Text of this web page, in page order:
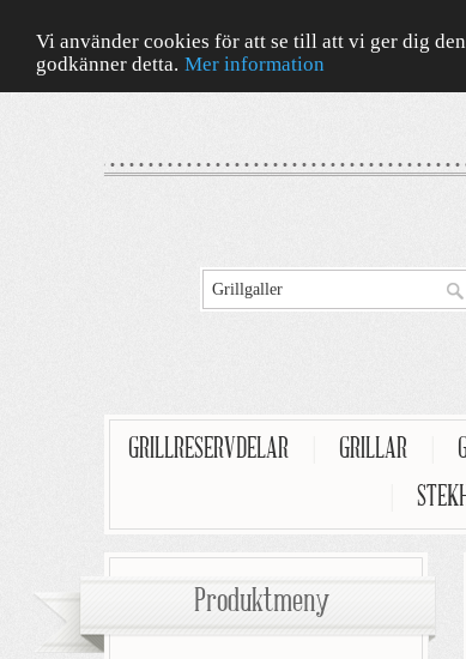
Vi använder cookies för att se till att vi ger dig
godkänner detta. Mer information
GRILLRESERVDELAR GRILLAR
Produktmeny